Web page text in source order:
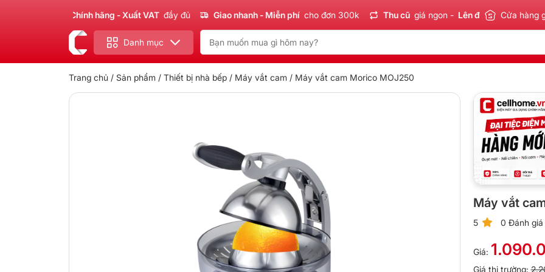
Chính hãng - Xuất VAT đầy đủ Giao nhanh - Miễn phí cho đơn 300k Thu cũ giá ngon - Lên đời tiết kiệm Sản
Cửa hàng
Danh mục
Trang chủ / Sản phẩm / Thiết bị nhà bếp/ Máy vắt cam / Máy vắt cam Morico MOJ250
Máy vắt
5 0 Đánh giá
Giá:
Giá thị trường: